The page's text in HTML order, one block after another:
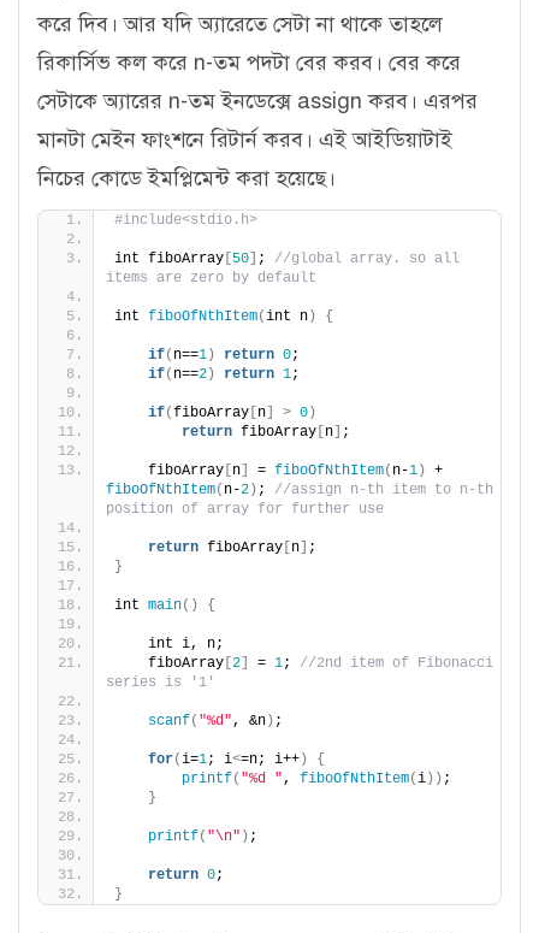
করে দিব। আর যদি অ্যারেতে সেটা না থাকে তাহলে
রিকার্সিভ কল করে n-তম পদটা বের করব। বের করে
সেটাকে অ্যারের n-তম ইনডেক্সে assign করব। এরপর
মানটা মেইন ফাংশনে রিটার্ন করব। এই আইডিয়াটাই
নিচের কোডে ইমপ্লিমেন্ট করা হয়েছে।
#include<stdio.h>
int fiboArray [50] ; //global array. so all
items are zero by default
int fiboOfNthItem(int n) {
if( n==1) return 0;
if( n==2) return 1;
if(fiboArray [n] > 0)
return fiboArray [n] ;
    fiboArray
[n] = fiboOfNthItem( n-1)
fiboOfNthItem( n-2) ; //assign n-th item to n-th
position of array for further use
return fiboArray [n] ;
}
int main() {
    int i, n;
    fiboArray
[2] = 1; //2nd item of Fibonacci
series is '1'
scanf( "%d", &n) ;
for(i=1; i<=n; i++)
{
printf( "%d ", fiboOfNthItem(i)) ;
}
printf( "\n" ) ;
return 0;
}